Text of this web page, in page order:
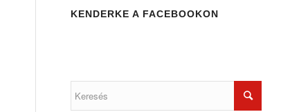
KENDERKE A FACEBOOKON